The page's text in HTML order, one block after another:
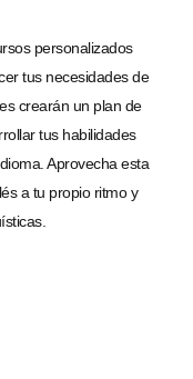
personalizados
tus necesidades de
crearán un plan de
tus habilidades
Aprovecha esta
a tu propio ritmo y